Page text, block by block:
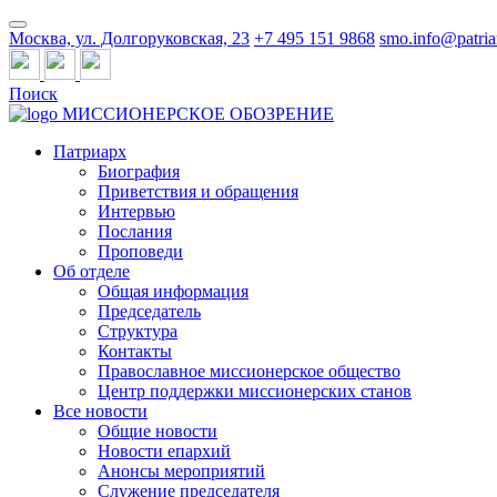
Москва, ул. Долгоруковская, 23 +7 495 151 9868
Поиск
МИССИОНЕРСКОЕ ОБОЗРЕНИЕ
Патриарх
Биография
Приветствия и обращения
Интервью
Послания
Проповеди
Об отделе
Общая информация
Председатель
Структура
Контакты
Православное миссионерское общество
Центр поддержки миссионерских станов
Все новости
Общие новости
Новости епархий
Анонсы мероприятий
Служение председателя